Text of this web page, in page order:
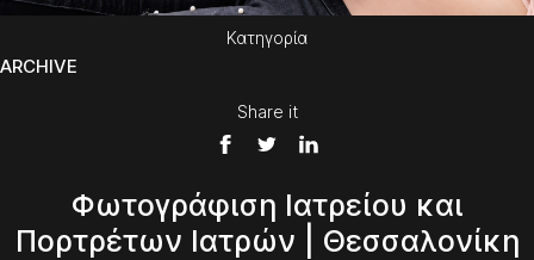
Κατηγορία
ARCHIVE
Share it
Φωτογράφιση Ιατρείου και
Πορτρέτων Ιατρών | Θεσσαλονίκη